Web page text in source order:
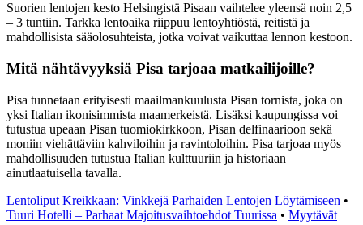
Suorien lentojen kesto Helsingistä Pisaan vaihtelee yleensä noin 2,5
– 3 tuntiin. Tarkka lentoaika riippuu lentoyhtiöstä, reitistä ja
mahdollisista sääolosuhteista, jotka voivat vaikuttaa lennon kestoon.
Mitä nähtävyyksiä Pisa tarjoaa matkailijoille?
Pisa tunnetaan erityisesti maailmankuulusta Pisan tornista, joka on
yksi Italian ikonisimmista maamerkeistä. Lisäksi kaupungissa voi
tutustua upeaan Pisan tuomiokirkkoon, Pisan delfinaarioon sekä
moniin viehättäviin kahviloihin ja ravintoloihin. Pisa tarjoaa myös
mahdollisuuden tutustua Italian kulttuuriin ja historiaan
ainutlaatuisella tavalla.
Lentoliput Kreikkaan: Vinkkejä Parhaiden Lentojen Löytämiseen •
Tuuri Hotelli – Parhaat Majoitusvaihtoehdot Tuurissa • Myytävät